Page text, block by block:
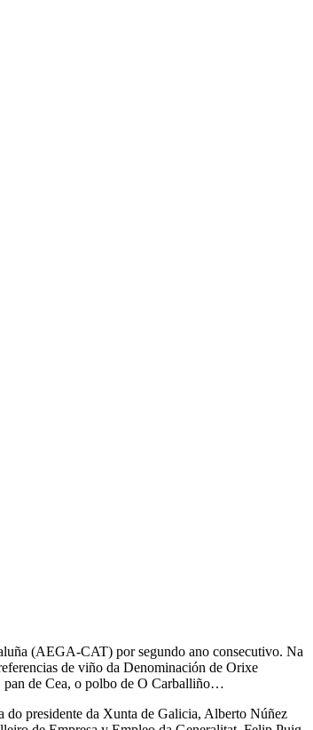
(AEGA-CAT) por segundo ano consecutivo. Na
de viño da Denominación de Orixe
pan de Cea, o polbo de O Carballiño…
presidente da Xunta de Galicia, Alberto Núñez